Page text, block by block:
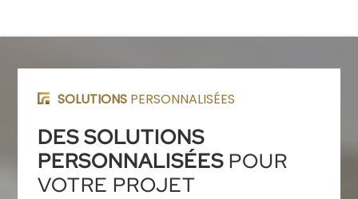
SOLUTIONS PERSONNALISÉES
DES SOLUTIONS
PERSONNALISÉES POUR
VOTRE PROJET